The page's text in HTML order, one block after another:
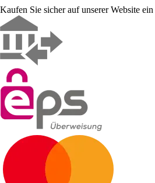
Kaufen Sie sicher auf unserer Website ein